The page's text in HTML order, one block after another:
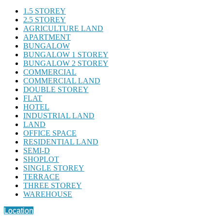
1.5 STOREY
2.5 STOREY
AGRICULTURE LAND
APARTMENT
BUNGALOW
BUNGALOW 1 STOREY
BUNGALOW 2 STOREY
COMMERCIAL
COMMERCIAL LAND
DOUBLE STOREY
FLAT
HOTEL
INDUSTRIAL LAND
LAND
OFFICE SPACE
RESIDENTIAL LAND
SEMI-D
SHOPLOT
SINGLE STOREY
TERRACE
THREE STOREY
WAREHOUSE
Location